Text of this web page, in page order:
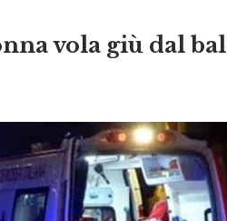
vola giù dal